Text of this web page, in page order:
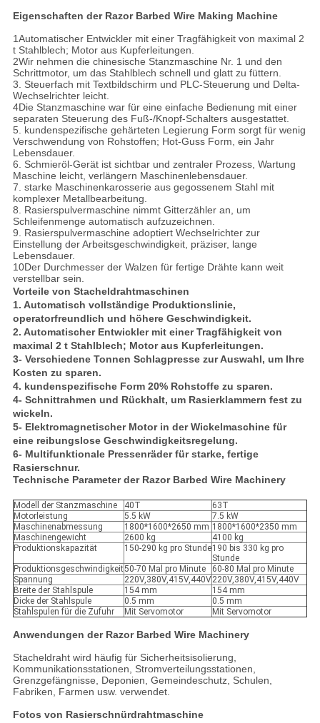
Eigenschaften der Razor Barbed Wire Making Machine
1Automatischer Entwickler mit einer Tragfähigkeit von maximal 2
t Stahlblech; Motor aus Kupferleitungen.
2Wir nehmen die chinesische Stanzmaschine Nr. 1 und den
Schrittmotor, um das Stahlblech schnell und glatt zu füttern.
3. Steuerfach mit Textbildschirm und PLC-Steuerung und Delta-
Wechselrichter leicht.
4Die Stanzmaschine war für eine einfache Bedienung mit einer
separaten Steuerung des Fuß-/Knopf-Schalters ausgestattet.
5. kundenspezifische gehärteten Legierung Form sorgt für wenig
Verschwendung von Rohstoffen; Hot-Guss Form, ein Jahr
Lebensdauer.
6. Schmieröl-Gerät ist sichtbar und zentraler Prozess, Wartung
Maschine leicht, verlängern Maschinenlebensdauer.
7. starke Maschinenkarosserie aus gegossenem Stahl mit
komplexer Metallbearbeitung.
8. Rasierspulvermaschine nimmt Gitterzähler an, um
Schleifenmenge automatisch aufzuzeichnen.
9. Rasierspulvermaschine adoptiert Wechselrichter zur
Einstellung der Arbeitsgeschwindigkeit, präziser, lange
Lebensdauer.
10Der Durchmesser der Walzen für fertige Drähte kann weit
verstellbar sein.
Vorteile von Stacheldrahtmaschinen
1. Automatisch vollständige Produktionslinie,
operatorfreundlich und höhere Geschwindigkeit.
2. Automatischer Entwickler mit einer Tragfähigkeit von
maximal 2 t Stahlblech; Motor aus Kupferleitungen.
3- Verschiedene Tonnen Schlagpresse zur Auswahl, um Ihre
Kosten zu sparen.
4. kundenspezifische Form 20% Rohstoffe zu sparen.
4- Schnittrahmen und Rückhalt, um Rasierklammern fest zu
wickeln.
5- Elektromagnetischer Motor in der Wickelmaschine für
eine reibungslose Geschwindigkeitsregelung.
6- Multifunktionale Pressenräder für starke, fertige
Rasierschnur.
Technische Parameter der Razor Barbed Wire Machinery
Modell der Stanzmaschine 40T
63T
Motorleistung
5.5 kW
7.5 kW
Maschinenabmessung
1800*1600*2650 mm 1800*1600*2350 mm
Maschinengewicht
2600 kg
4100 kg
Produktionskapazität
150-290 kg pro Stunde190 bis 330 kg pro
Stunde
Produktionsgeschwindigkeit50-70 Mal pro Minute
60-80 Mal pro Minute
Spannung
220V,380V,415V,440V220V,380V,415V,440V
Breite der Stahlspule
154 mm
154 mm
Dicke der Stahlspule
0.5 mm
0.5 mm
Stahlspulen für die Zufuhr
Mit Servomotor Mit Servomotor
Anwendungen der Razor Barbed Wire Machinery
Stacheldraht wird häufig für Sicherheitsisolierung,
Kommunikationsstationen, Stromverteilungsstationen,
Grenzgefängnisse, Deponien, Gemeindeschutz, Schulen,
Fabriken, Farmen usw. verwendet.
Fotos von Rasierschnürdrahtmaschine